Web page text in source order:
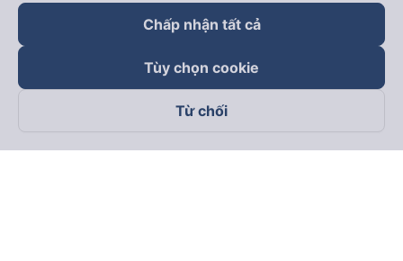
keyboard_arrow_down
Về chúng tôi
keyboard_arrow_down
Trở thành đối tác
Chấp nhận tất cả
Tùy chọn cookie
Từ chối